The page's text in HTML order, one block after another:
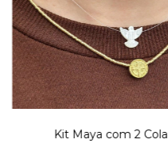
Kit Maya com 2